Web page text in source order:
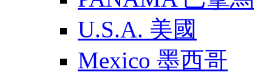
U.S.A. 美國
Mexico 墨西哥